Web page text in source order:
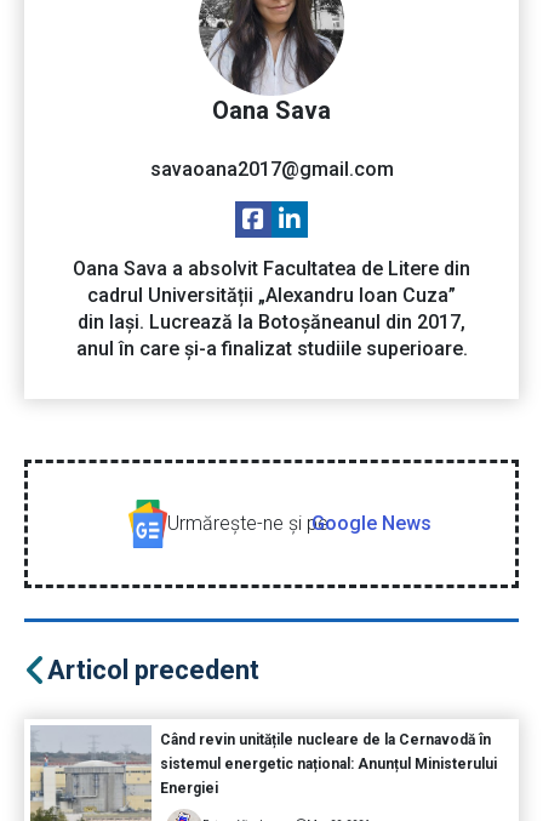
Oana Sava
savaoana2017@gmail.com
Oana Sava a absolvit Facultatea de Litere din
cadrul Universității „Alexandru Ioan Cuza”
din Iași. Lucrează la Botoșăneanul din 2017,
anul în care și-a finalizat studiile superioare.
Urmăreşte-ne şi peGoogle News
Articol precedent
Când revin unitățile nucleare de la Cernavodă în
sistemul energetic național: Anunțul Ministerului
Energiei